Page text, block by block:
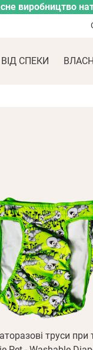
виробництво
ВІД СПЕКИ
труси при